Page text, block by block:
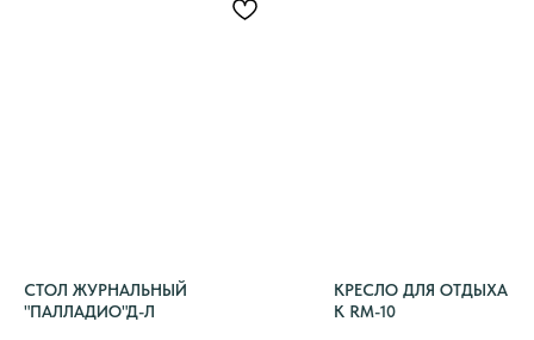
СТОЛ ЖУРНАЛЬНЫЙ
"ПАЛЛАДИО"Д-Л
КРЕСЛО ДЛЯ ОТДЫХА
K RM-10